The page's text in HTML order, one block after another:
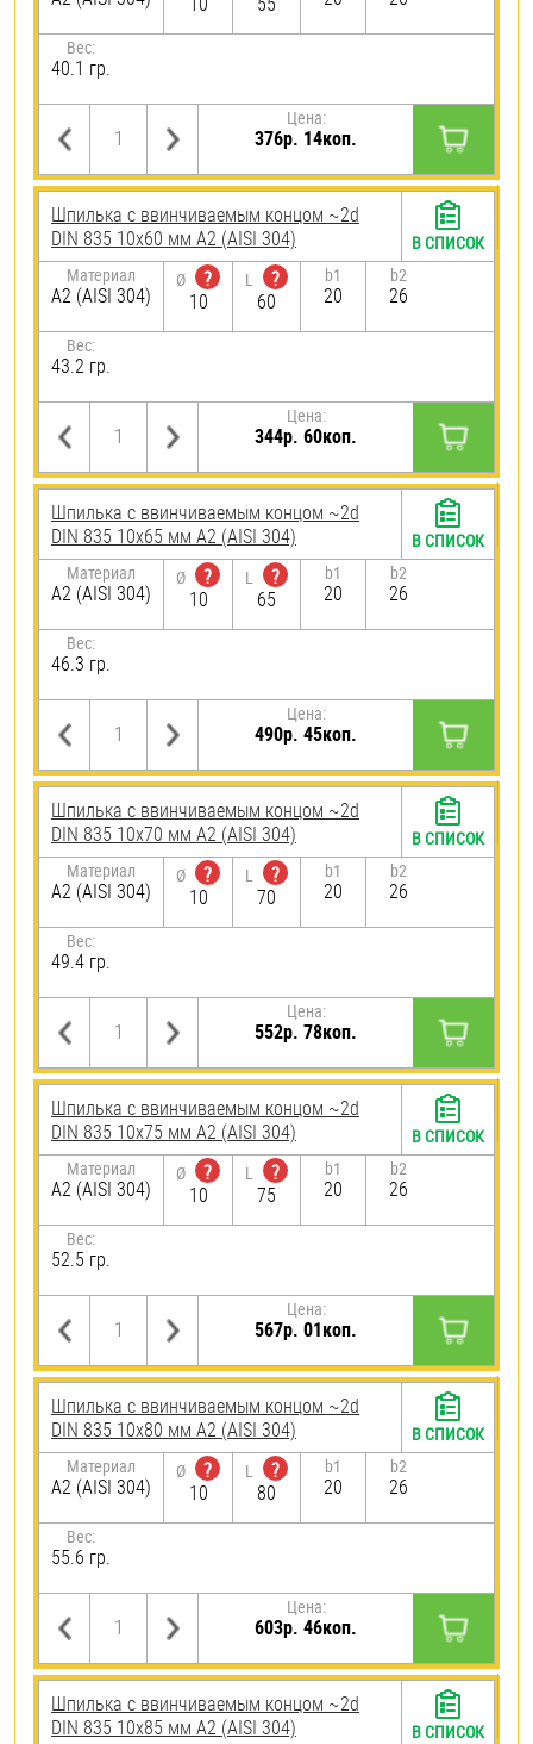
Вес:
40.1 гр.
Цена:
376р. 14коп.
Шпилька c ввинчиваемым концом ~2d
DIN 835 10х60 мм А2 (AISI 304)
Материал
А2 (AISI 304)
Ø
?
10
L
?
60
b1
20
b2
26
Вес:
43.2 гр.
Цена:
344р. 60коп.
В СПИСОК
Шпилька c ввинчиваемым концом ~2d
DIN 835 10х65 мм А2 (AISI 304)
Материал
А2 (AISI 304)
Ø
?
10
L
?
65
b1
20
b2
26
Вес:
46.3 гр.
Цена:
490р. 45коп.
В СПИСОК
Шпилька c ввинчиваемым концом ~2d
DIN 835 10х70 мм А2 (AISI 304)
Материал
А2 (AISI 304)
Ø
?
10
L
?
70
b1
20
b2
26
Вес:
49.4 гр.
Цена:
552р. 78коп.
В СПИСОК
Шпилька c ввинчиваемым концом ~2d
DIN 835 10х75 мм А2 (AISI 304)
Материал
А2 (AISI 304)
Ø
?
10
L
?
75
b1
20
b2
26
Вес:
52.5 гр.
Цена:
567р. 01коп.
В СПИСОК
Шпилька c ввинчиваемым концом ~2d
DIN 835 10х80 мм А2 (AISI 304)
Материал
А2 (AISI 304)
Ø
?
10
L
?
80
b1
20
b2
26
Вес:
55.6 гр.
Цена:
603р. 46коп.
В СПИСОК
Шпилька c ввинчиваемым концом ~2d
DIN 835 10х85 мм А2 (AISI 304)
В СПИСОК